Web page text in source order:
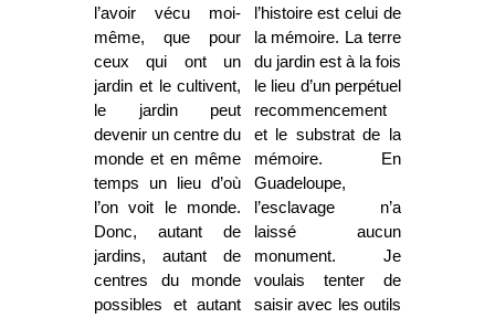
l’avoir vécu moi-
même, que pour
ceux qui ont un
jardin et le cultivent,
le jardin peut
devenir un centre du
monde et en même
temps un lieu d’où
l’on voit le monde.
Donc, autant de
jardins, autant de
centres du monde
possibles et autant
l’histoire est celui de
la mémoire. La terre
du jardin est à la fois
le lieu d’un perpétuel
recommencement
et le substrat de la
mémoire. En
Guadeloupe,
l’esclavage n’a
laissé aucun
monument. Je
voulais tenter de
saisir avec les outils